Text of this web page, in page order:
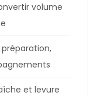
volume
et levure